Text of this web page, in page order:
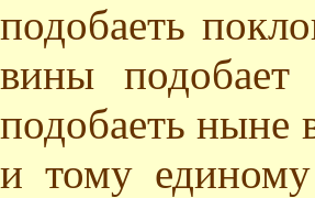
подобаеть
вины
подобаеть ныне
и тому